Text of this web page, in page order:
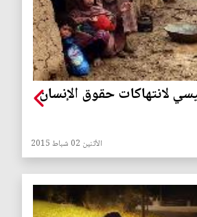
لانتهاكات حقوق الإنسان
الأثنين 02 شباط 2015